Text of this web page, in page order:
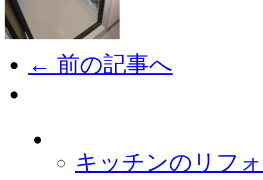
← 前の記事へ
キッチンのリフ